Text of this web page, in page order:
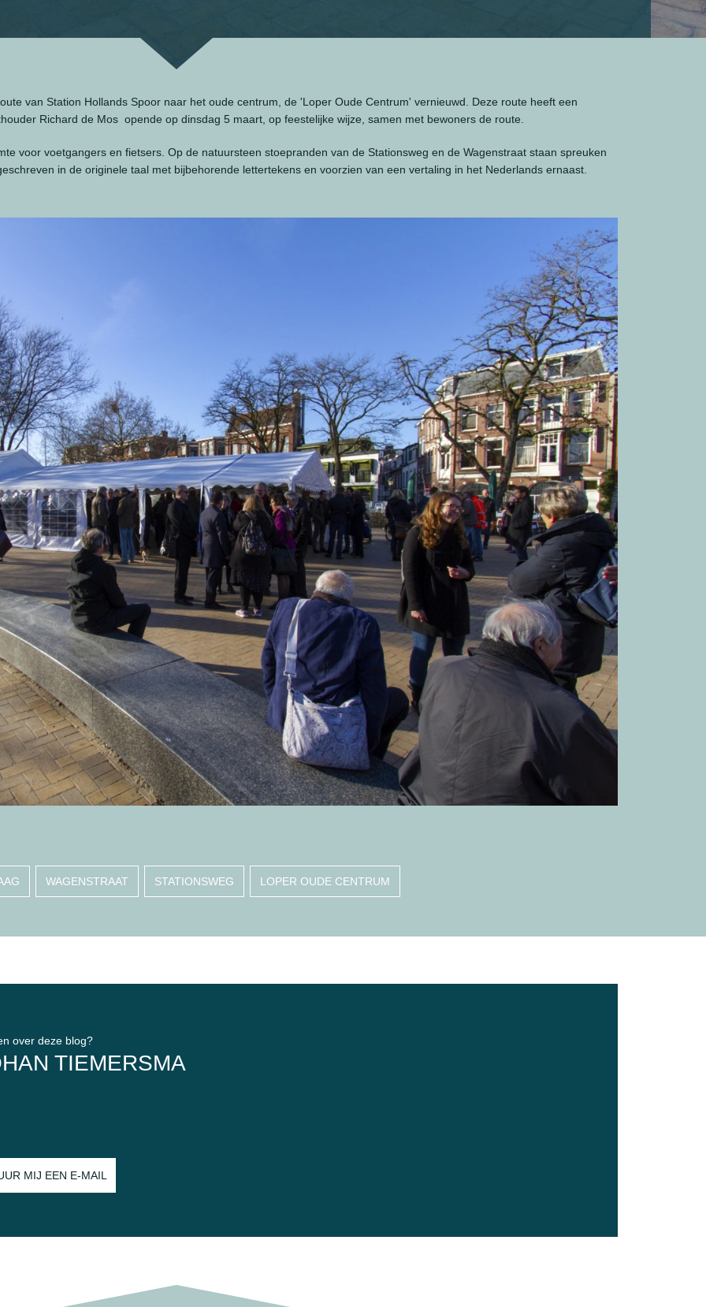
van Station Hollands Spoor naar het oude centrum, de 'Loper Oude Centrum' vernieuwd. Deze route heeft een
Richard de Mos opende op dinsdag 5 maart, op feestelijke wijze, samen met bewoners de route.
voor voetgangers en fietsers. Op de natuursteen stoepranden van de Stationsweg en de Wagenstraat staan spreuken
in de originele taal met bijbehorende lettertekens en voorzien van een vertaling in het Nederlands ernaast.
WAGENSTRAAT STATIONSWEG LOPER OUDE CENTRUM
over deze blog?
TIEMERSMA
MIJ EEN E-MAIL